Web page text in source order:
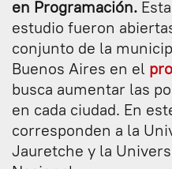
en Programación.
estudio fueron
conjunto de la
Buenos Aires en el
busca aumentar las
en cada ciudad. En
corresponden a la
Jauretche y la